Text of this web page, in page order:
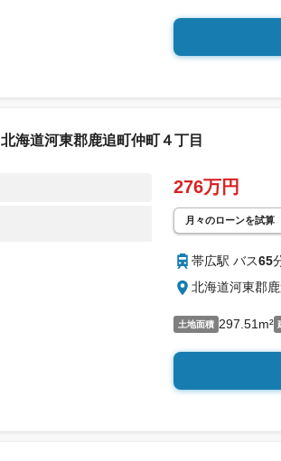
の西側に水道本
込み工事および
北海道河東郡鹿追町仲町４丁目
276万円
月々のローンを試算
帯広駅 バス65
北海道河東郡
土地面積 297.51m²